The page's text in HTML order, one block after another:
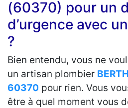
(60370) pour un
d’urgence avec
?
Bien entendu, vous ne
un artisan plombier
60370 pour rien. Vous
être à quel moment vous